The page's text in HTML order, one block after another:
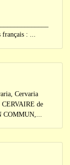
français : ...
Cervaria
CERVAIRE de